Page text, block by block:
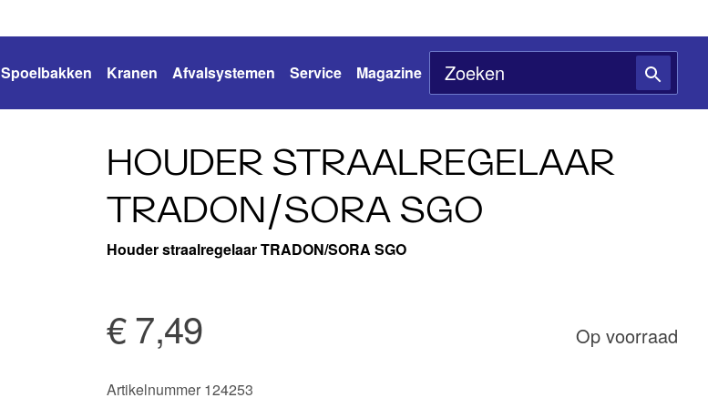
Spoelbakken Kranen Afvalsystemen Service Magazine
HOUDER STRAALREGELAAR
TRADON/SORA SGO
Houder straalregelaar TRADON/SORA SGO
€ 7,49 Op voorraad
Artikelnummer 124253